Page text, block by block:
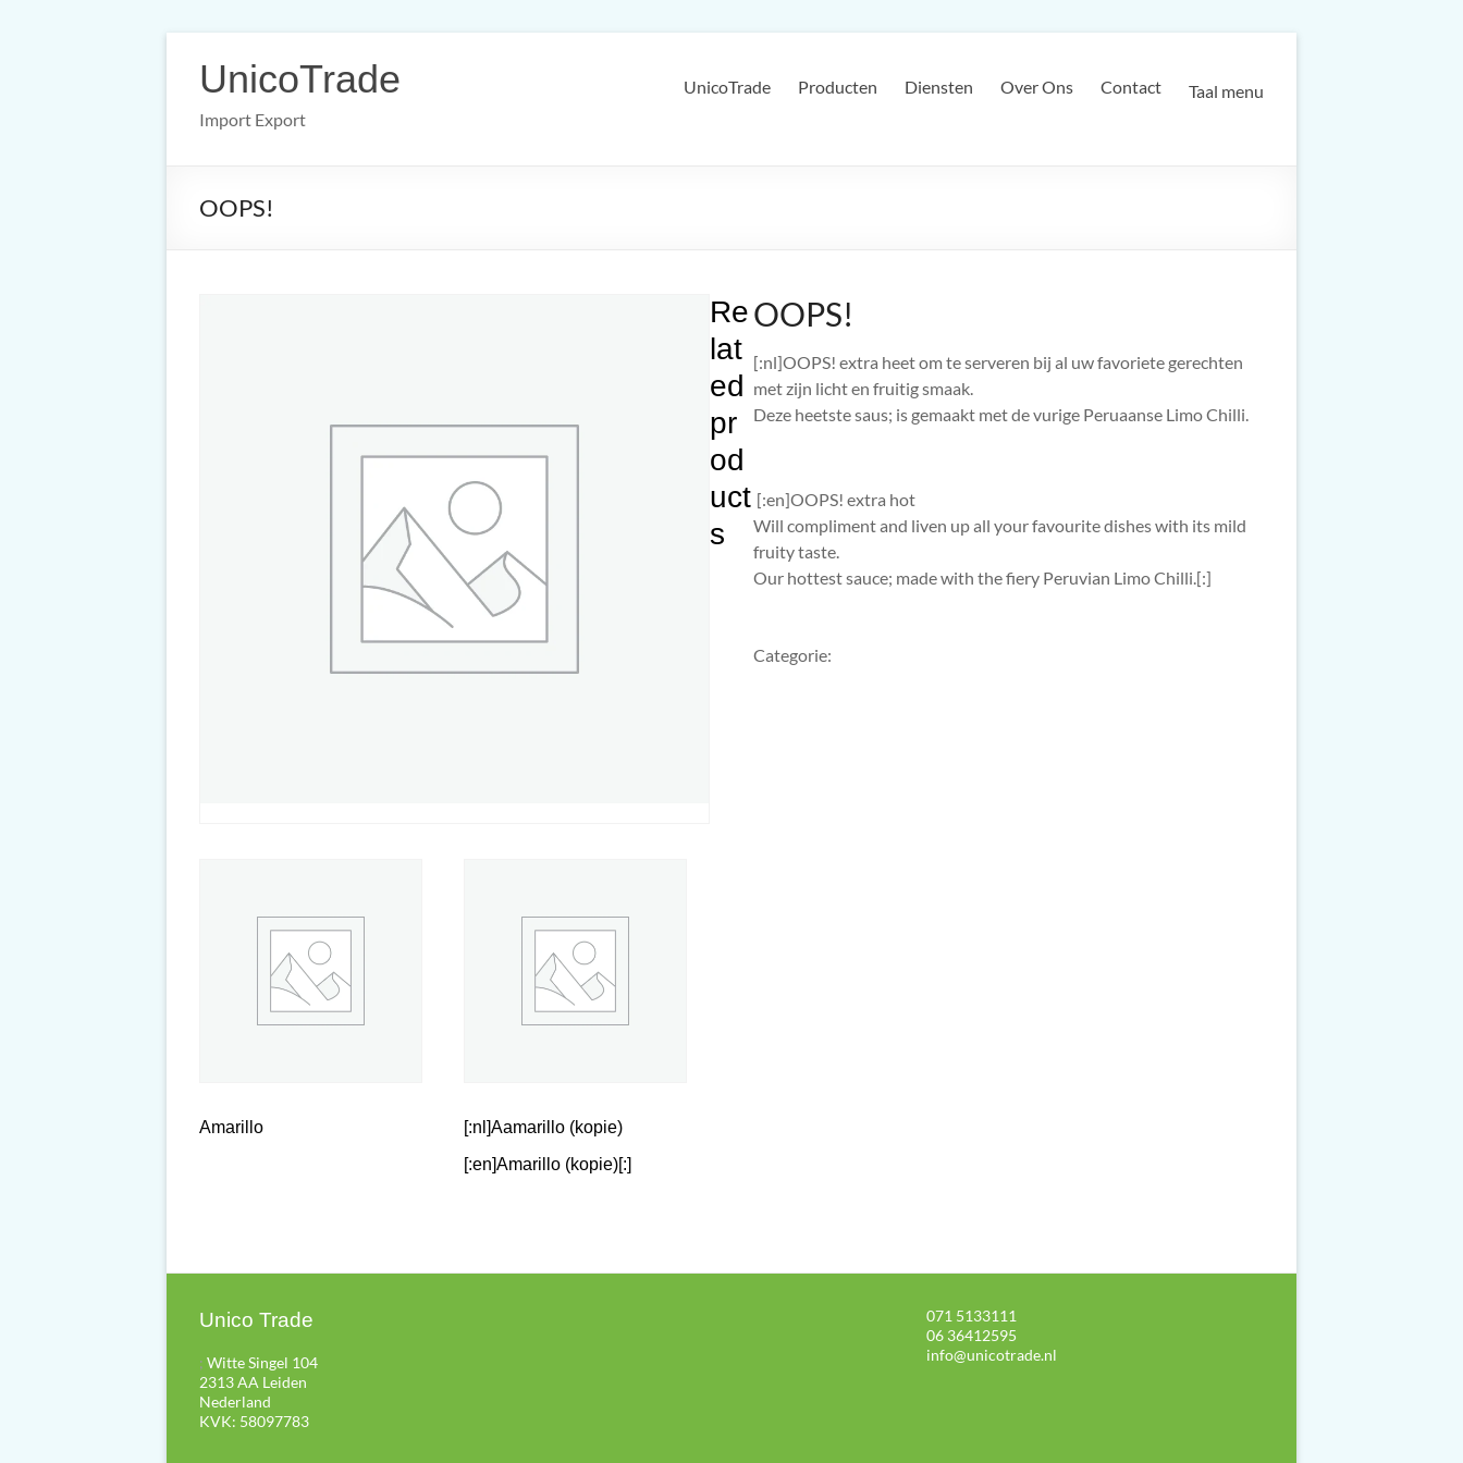
UnicoTrade
Import Export
UnicoTrade Producten Diensten Over Ons Contact Taal menu
OOPS!
OOPS!
[:nl]OOPS! extra heet om te serveren bij al uw favoriete gerechten
met zijn licht en fruitig smaak.
Deze heetste saus; is gemaakt met de vurige Peruaanse Limo Chilli.
[:en]OOPS! extra hot
Will compliment and liven up all your favourite dishes with its mild
fruity taste.
Our hottest sauce; made with the fiery Peruvian Limo Chilli.[:]
Categorie:
Re
lat
ed
pr
od
uct
s
Amarillo
[:nl]Aamarillo (kopie)
[:en]Amarillo (kopie)[:]
Unico Trade
; Witte Singel 104
2313 AA Leiden
Nederland
KVK: 58097783
071 5133111
06 36412595
info@unicotrade.nl